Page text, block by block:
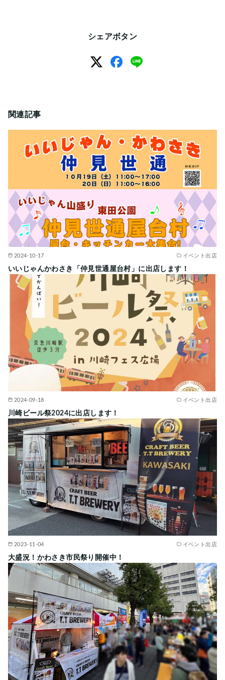
シェアボタン
関連記事
2024-10-17 イベント出店
いいじゃんかわさき「仲見世通屋台村」に出店します！
2024-09-18 イベント出店
川崎ビール祭2024に出店します！
2023-11-04 イベント出店
大盛況！かわさき市民祭り開催中！